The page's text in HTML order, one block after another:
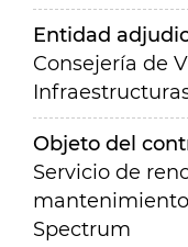
Entidad
Consejería de
Objeto del
Servicio de
Spectrum